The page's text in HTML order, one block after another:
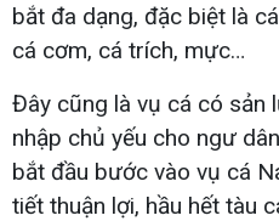
bắt đa dạng, đặc biệt là
cá cơm, cá trích, mực…
Đây cũng là vụ cá có sản
nhập chủ yếu cho ngư
bắt đầu bước vào vụ cá
tiết thuận lợi, hầu hết tàu